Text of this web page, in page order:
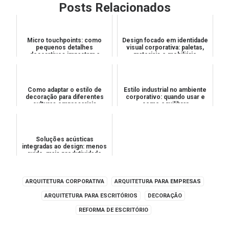
Posts Relacionados
Micro touchpoints: como
pequenos detalhes
decorativos impactam a
Design focado em identidade
visual corporativa: paletas,
materiais e mobiliário
Como adaptar o estilo de
decoração para diferentes
culturas empresariais
Estilo industrial no ambiente
corporativo: quando usar e
como equilibrar
Soluções acústicas
integradas ao design: menos
ruído, mais produtividade
ARQUITETURA CORPORATIVA ARQUITETURA PARA EMPRESAS
ARQUITETURA PARA ESCRITÓRIOS DECORAÇÃO
REFORMA DE ESCRITÓRIO